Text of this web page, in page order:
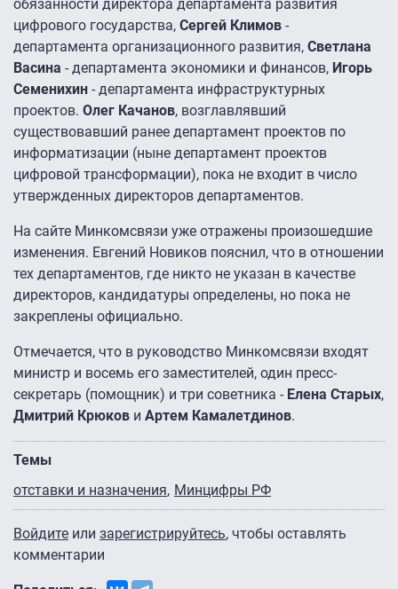
обязанности директора департамента развития
цифрового государства, Сергей Климов -
департамента организационного развития, Светлана
Васина - департамента экономики и финансов, Игорь
Семенихин - департамента инфраструктурных
проектов. Олег Качанов, возглавлявший
существовавший ранее департамент проектов по
информатизации (ныне департамент проектов
цифровой трансформации), пока не входит в число
утвержденных директоров департаментов.
На сайте Минкомсвязи уже отражены произошедшие
изменения. Евгений Новиков пояснил, что в отношении
тех департаментов, где никто не указан в качестве
директоров, кандидатуры определены, но пока не
закреплены официально.
Отмечается, что в руководство Минкомсвязи входят
министр и восемь его заместителей, один пресс-
секретарь (помощник) и три советника - Елена Старых,
Дмитрий Крюков и Артем Камалетдинов.
Темы
отставки и назначения Минцифры РФ
Войдите или зарегистрируйтесь, чтобы оставлять
комментарии